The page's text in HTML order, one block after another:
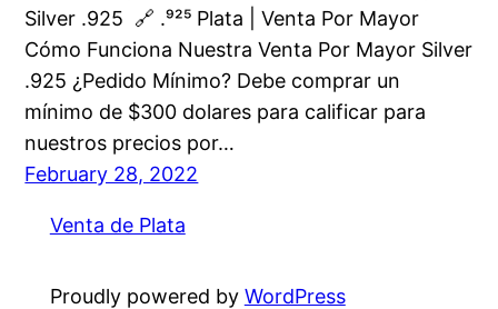
Silver .925 🔗 .⁹²⁵ Plata | Venta Por Mayor
Cómo Funciona Nuestra Venta Por Mayor Silver
.925 ¿Pedido Mínimo? Debe comprar un
mínimo de $300 dolares para calificar para
nuestros precios por…
February 28, 2022
Venta de Plata
Proudly powered by WordPress